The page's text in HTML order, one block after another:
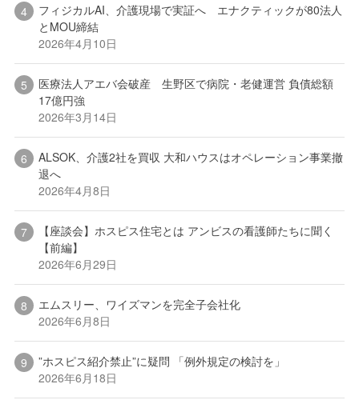
フィジカルAI、介護現場で実証へ エナクティックが80法人
とMOU締結
2026年4月10日
医療法人アエバ会破産 生野区で病院・老健運営 負債総額
17億円強
2026年3月14日
ALSOK、介護2社を買収 大和ハウスはオペレーション事業撤
退へ
2026年4月8日
【座談会】ホスピス住宅とは アンビスの看護師たちに聞く
【前編】
2026年6月29日
エムスリー、ワイズマンを完全子会社化
2026年6月8日
”ホスピス紹介禁止”に疑問 「例外規定の検討を」
2026年6月18日